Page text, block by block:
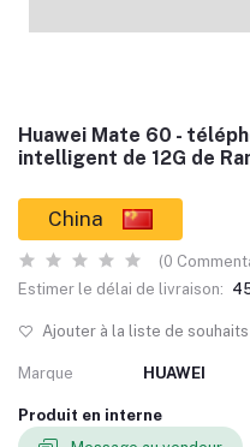
Huawei Mate 60 -
intelligent de 12G de
China
(0
Estimer le délai de livraison:
Ajouter à la liste de souhaits
Marque HUAWEI
Produit en interne